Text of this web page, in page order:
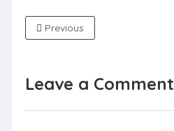
Previous
Leave a Comment